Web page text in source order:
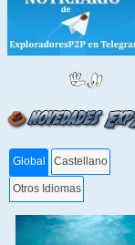
Global Castellano
Otros Idiomas